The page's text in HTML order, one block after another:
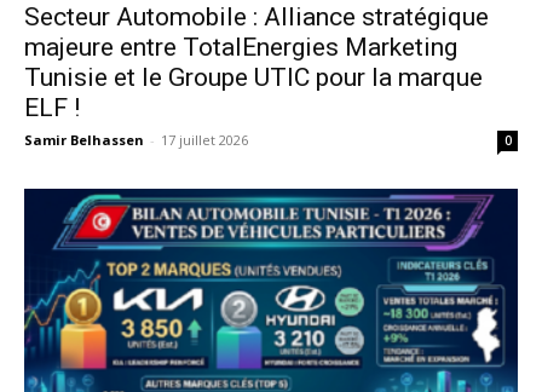
Secteur Automobile : Alliance stratégique
majeure entre TotalEnergies Marketing
Tunisie et le Groupe UTIC pour la marque
ELF !
Samir Belhassen - 17 juillet 2026 0